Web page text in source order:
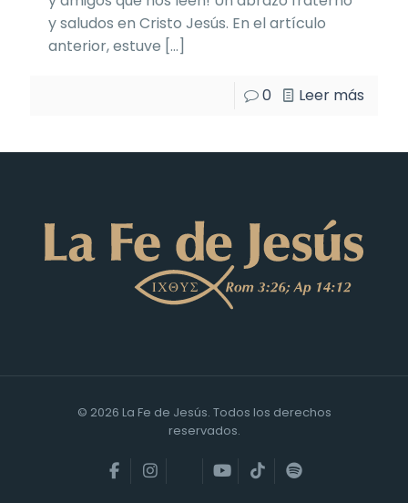
y saludos en Cristo Jesús. En el artículo
anterior, estuve […]
0 Leer más
© 2026 La Fe de Jesús. Todos los derechos
reservados.